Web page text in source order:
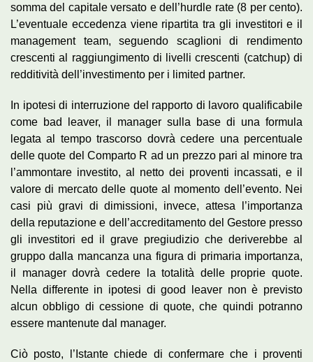
somma del capitale versato e dell’hurdle rate (8 per cento).
L’eventuale eccedenza viene ripartita tra gli investitori e il
management team, seguendo scaglioni di rendimento
crescenti al raggiungimento di livelli crescenti (catchup) di
redditività dell’investimento per i limited partner.
In ipotesi di interruzione del rapporto di lavoro qualificabile
come bad leaver, il manager sulla base di una formula
legata al tempo trascorso dovrà cedere una percentuale
delle quote del Comparto R ad un prezzo pari al minore tra
l’ammontare investito, al netto dei proventi incassati, e il
valore di mercato delle quote al momento dell’evento. Nei
casi più gravi di dimissioni, invece, attesa l’importanza
della reputazione e dell’accreditamento del Gestore presso
gli investitori ed il grave pregiudizio che deriverebbe al
gruppo dalla mancanza una figura di primaria importanza,
il manager dovrà cedere la totalità delle proprie quote.
Nella differente in ipotesi di good leaver non è previsto
alcun obbligo di cessione di quote, che quindi potranno
essere mantenute dal manager.
Ciò posto, l’Istante chiede di confermare che i proventi